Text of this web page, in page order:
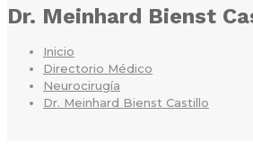
Dr. Meinhard Bienst
Inicio
Directorio Médico
Neurocirugía
Dr. Meinhard Bienst Castillo